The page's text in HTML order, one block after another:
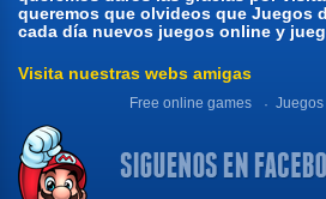
queremos que olvideos que Juegos
cada día nuevos juegos online y
Visita nuestras webs amigas
Free online games